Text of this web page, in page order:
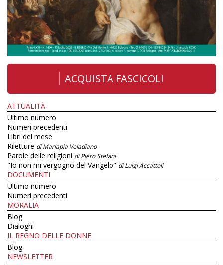
ACQUISTA FASCICOLI
ATTUALITÀ
Ultimo numero
Numeri precedenti
Libri del mese
Riletture di Mariapia Veladiano
Parole delle religioni di Piero Stefani
"Io non mi vergogno del Vangelo" di Luigi Accattoli
DOCUMENTI
Ultimo numero
Numeri precedenti
MORALIA
Blog
Dialoghi
IL REGNO DELLE DONNE
Blog
NEWSLETTER